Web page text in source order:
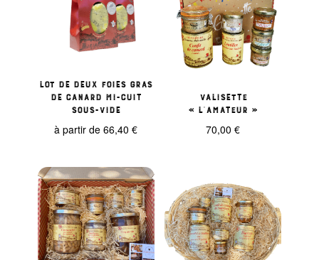
Lot de deux foies gras
de canard mi-cuit
sous-vide
à partir de66,40€
Valisette
« L’Amateur »
70,00€